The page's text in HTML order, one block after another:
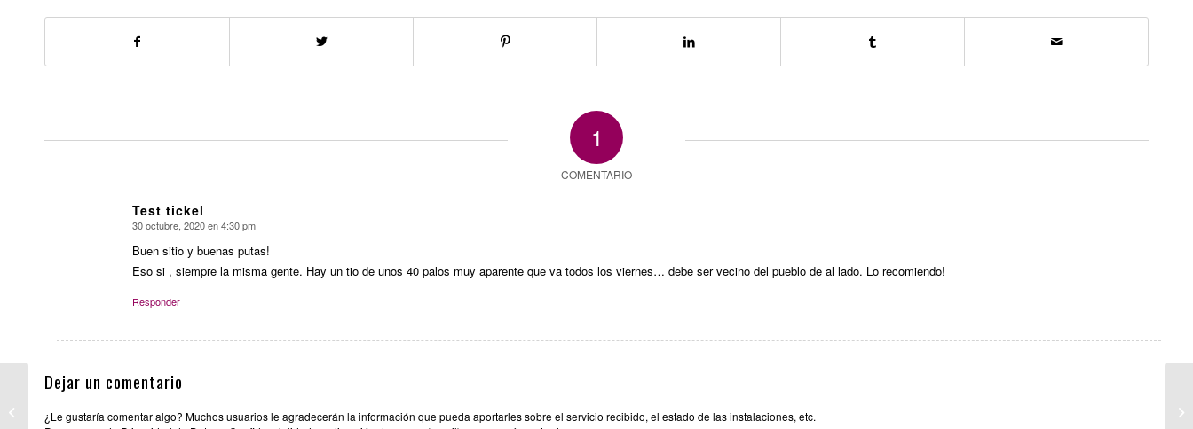
1
COMENTARIO
Test tickel
Dice:
30 octubre, 2020 en 4:30 pm
Buen sitio y buenas putas!
Eso si , siempre la misma gente. Hay un tio de unos 40 palos muy aparente que va todos los viernes… debe ser vecino del pueblo de al lado. Lo recomiendo!
Responder
Dejar un comentario
¿Le gustaría comentar algo? Muchos usuarios le agradecerán la información que pueda aportarles sobre el servicio recibido, el estado de las instalaciones, etc.
CLUB DON MENDO